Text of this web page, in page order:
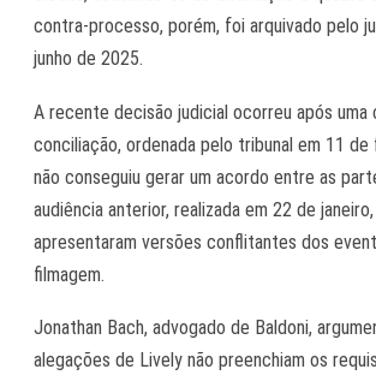
contra-processo, porém, foi arquivado pelo
junho de 2025.
A recente decisão judicial ocorreu após uma
conciliação, ordenada pelo tribunal em 11
não conseguiu gerar um acordo entre as
audiência anterior, realizada em 22 de
apresentaram versões conflitantes dos
filmagem.
Jonathan Bach, advogado de Baldoni,
alegações de Lively não preenchiam os